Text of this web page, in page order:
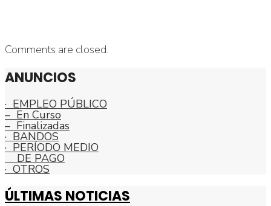
Comments are closed.
ANUNCIOS
· EMPLEO PÚBLICO
– En Curso
– Finalizadas
· BANDOS
· PERÍODO MEDIO
DE PAGO
· OTROS
ÚLTIMAS NOTICIAS